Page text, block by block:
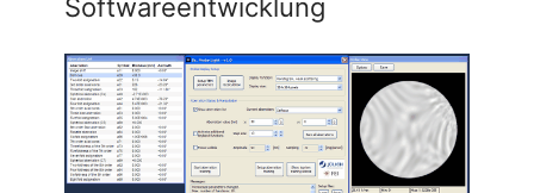
Softwareentwicklung